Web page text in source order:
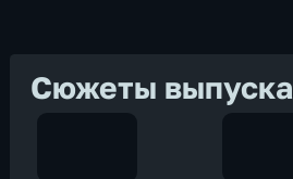
Сюжеты выпуска